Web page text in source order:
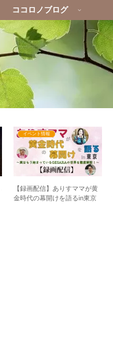
ココロノブログ
イベント情報
【録画配信】ありすママが黄
金時代の幕開けを語るin東京